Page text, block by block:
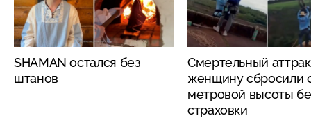
SHAMAN остался без
штанов
Смертельный
женщину сбросили
метровой высоты
страховки